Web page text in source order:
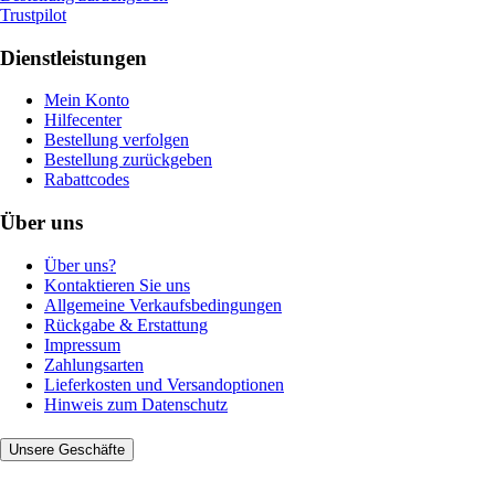
Trustpilot
Dienstleistungen
Mein Konto
Hilfecenter
Bestellung verfolgen
Bestellung zurückgeben
Rabattcodes
Über uns
Über uns?
Kontaktieren Sie uns
Allgemeine Verkaufsbedingungen
Rückgabe & Erstattung
Impressum
Zahlungsarten
Lieferkosten und Versandoptionen
Hinweis zum Datenschutz
Unsere Geschäfte